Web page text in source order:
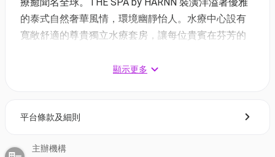
的泰式自然奢華風情，環境幽靜怡人。水療中心設有
寬敞舒適的尊貴獨立水療套房，讓每位貴賓在芬芳的
囂。2026 年，THE SPA by HARNN 聯乘「01空間」推
是 2026 年全港最受推崇的頂級奢華酒店 SPA 首選。
顯示更多
平台條款及細則
主辦機構